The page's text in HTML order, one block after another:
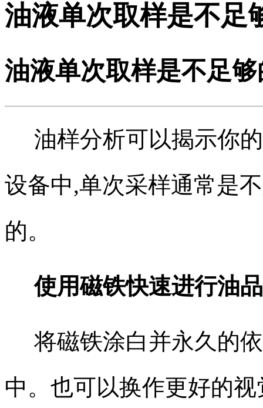
油液单次取样是不足
油液单次取样是不足够
油样分析可以揭示你
设备中,单次采样通常是
的。
使用磁铁快速进行油
将磁铁涂白并永久的
中。也可以换作更好的